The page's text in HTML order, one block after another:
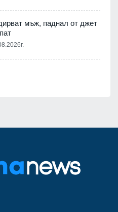
мъж, паднал от джет